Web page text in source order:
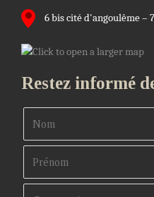
6 bis cité d'angoulême –
Restez informé